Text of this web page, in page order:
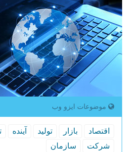
موضوعات ایزو وب
اقتصاد بازار تولید آینده
شركت
سازمان